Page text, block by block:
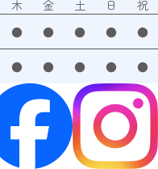
木 金 土 日 祝
● ● ● ● ●
● ● ● ● ●